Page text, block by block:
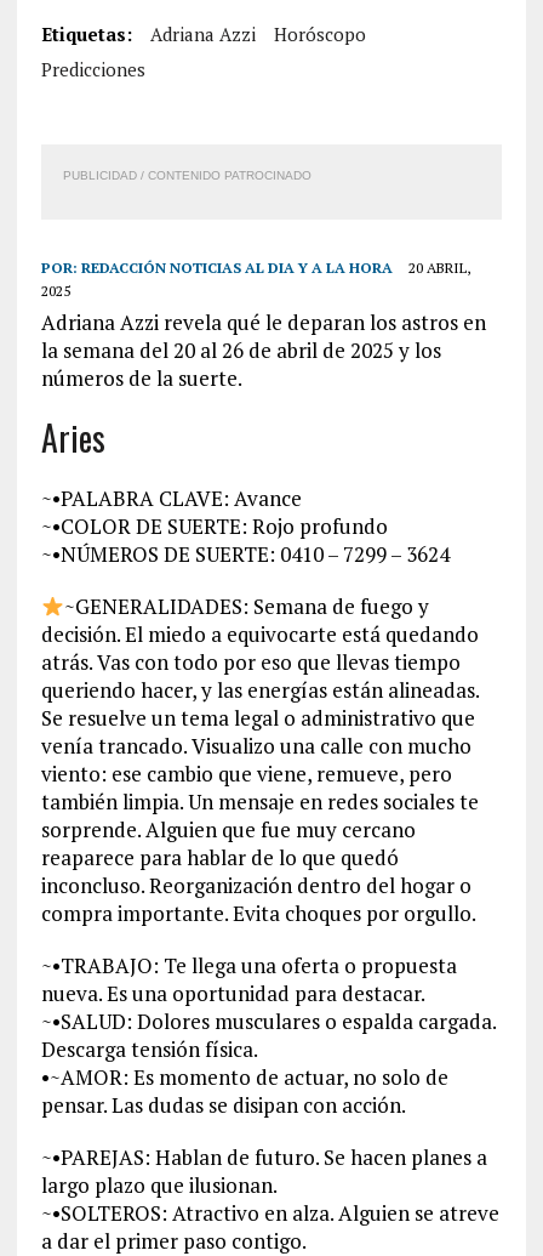
Etiquetas: Adriana Azzi
Horóscopo
Predicciones
PUBLICIDAD / CONTENIDO PATROCINADO
POR: REDACCIÓN NOTICIAS AL DIA Y A LA HORA
20 ABRIL,
2025
Adriana Azzi revela qué le deparan los astros en
la semana del 20 al 26 de abril de 2025 y los
números de la suerte.
Aries
~•PALABRA CLAVE: Avance
~•COLOR DE SUERTE: Rojo profundo
~•NÚMEROS DE SUERTE: 0410 – 7299 – 3624
~GENERALIDADES: Semana de fuego y
decisión. El miedo a equivocarte está quedando
atrás. Vas con todo por eso que llevas tiempo
queriendo hacer, y las energías están alineadas.
Se resuelve un tema legal o administrativo que
venía trancado. Visualizo una calle con mucho
viento: ese cambio que viene, remueve, pero
también limpia. Un mensaje en redes sociales te
sorprende. Alguien que fue muy cercano
reaparece para hablar de lo que quedó
inconcluso. Reorganización dentro del hogar o
compra importante. Evita choques por orgullo.
~•TRABAJO: Te llega una oferta o propuesta
nueva. Es una oportunidad para destacar.
~•SALUD: Dolores musculares o espalda cargada.
Descarga tensión física.
•~AMOR: Es momento de actuar, no solo de
pensar. Las dudas se disipan con acción.
~•PAREJAS: Hablan de futuro. Se hacen planes a
largo plazo que ilusionan.
~•SOLTEROS: Atractivo en alza. Alguien se atreve
a dar el primer paso contigo.